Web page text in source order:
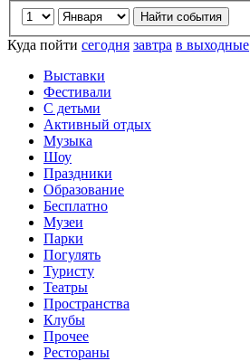
Куда пойти сегодня завтра в выходные
Выставки
Фестивали
С детьми
Активный отдых
Музыка
Шоу
Праздники
Образование
Бесплатно
Музеи
Парки
Погулять
Туристу
Театры
Пространства
Клубы
Прочее
Рестораны